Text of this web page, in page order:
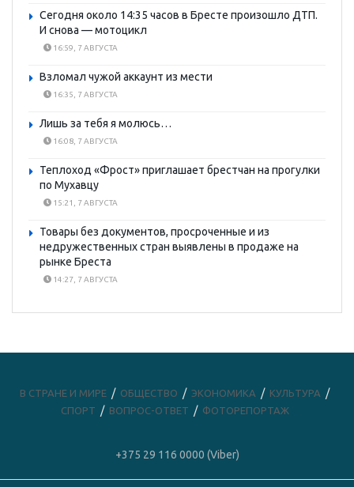
Сегодня около 14:35 часов в Бресте произошло ДТП.
И снова — мотоцикл
16:59, 7 АВГУСТА
Взломал чужой аккаунт из мести
16:35, 7 АВГУСТА
Лишь за тебя я молюсь…
16:08, 7 АВГУСТА
Теплоход «Фрост» приглашает брестчан на прогулки
по Мухавцу
15:21, 7 АВГУСТА
Товары без документов, просроченные и из
недружественных стран выявлены в продаже на
рынке Бреста
14:27, 7 АВГУСТА
В СТРАНЕ И МИРЕ ОБЩЕСТВО ЭКОНОМИКА
КУЛЬТУРА
СПОРТ
ВОПРОС-ОТВЕТ ФОТОРЕПОРТАЖ
+375 29 116 0000 (Viber)